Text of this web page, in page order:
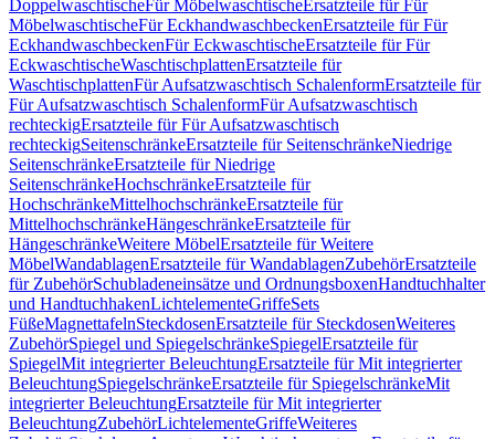
DoppelwaschtischeFür MöbelwaschtischeErsatzteile für Für
MöbelwaschtischeFür EckhandwaschbeckenErsatzteile für Für
EckhandwaschbeckenFür EckwaschtischeErsatzteile für Für
EckwaschtischeWaschtischplattenErsatzteile für
WaschtischplattenFür Aufsatzwaschtisch SchalenformErsatzteile für
Für Aufsatzwaschtisch SchalenformFür Aufsatzwaschtisch
rechteckigErsatzteile für Für Aufsatzwaschtisch
rechteckigSeitenschränkeErsatzteile für SeitenschränkeNiedrige
SeitenschränkeErsatzteile für Niedrige
SeitenschränkeHochschränkeErsatzteile für
HochschränkeMittelhochschränkeErsatzteile für
MittelhochschränkeHängeschränkeErsatzteile für
HängeschränkeWeitere MöbelErsatzteile für Weitere
MöbelWandablagenErsatzteile für WandablagenZubehörErsatzteile
für ZubehörSchubladeneinsätze und OrdnungsboxenHandtuchhalter
und HandtuchhakenLichtelementeGriffeSets
FüßeMagnettafelnSteckdosenErsatzteile für SteckdosenWeiteres
ZubehörSpiegel und SpiegelschränkeSpiegelErsatzteile für
SpiegelMit integrierter BeleuchtungErsatzteile für Mit integrierter
BeleuchtungSpiegelschränkeErsatzteile für SpiegelschränkeMit
integrierter BeleuchtungErsatzteile für Mit integrierter
BeleuchtungZubehörLichtelementeGriffeWeiteres